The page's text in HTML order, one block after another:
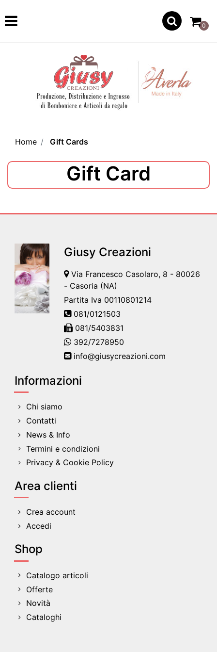
Open
0
Home Gift Cards
Gift Card
Giusy Creazioni
Via Francesco Casolaro, 8 - 80026
- Casoria (NA)
Partita Iva 00110801214
081/0121503
081/5403831
392/7278950
info@giusycreazioni.com
Informazioni
Chi siamo
Contatti
News & Info
Termini e condizioni
Privacy & Cookie Policy
Area clienti
Crea account
Accedi
Shop
Catalogo articoli
Offerte
Novità
Cataloghi